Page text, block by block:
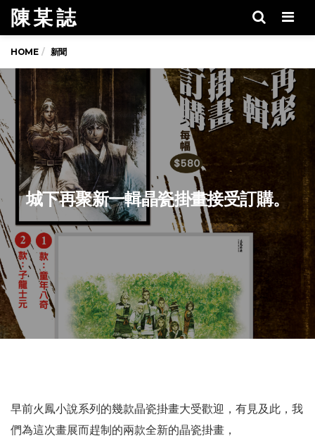
陳 某 誌
HOME 新聞
城下再聚新一輯晶瓷掛畫接受訂購。
早前火鳳小說系列的幾款晶瓷掛畫大受歡迎，有見及此，我
們為這次畫展而趕制的兩款全新的晶瓷掛畫，